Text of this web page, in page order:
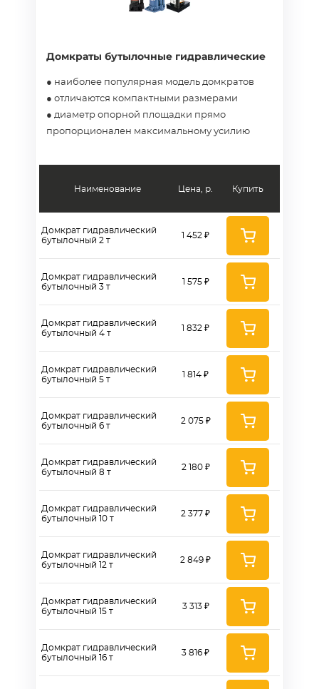
Домкраты бутылочные гидравлические
● наиболее популярная модель домкратов
● отличаются компактными размерами
● диаметр опорной площадки прямо
пропорционален максимальному усилию
Наименование
Домкрат гидравлический
бутылочный 2 т
Домкрат гидравлический
бутылочный 3 т
Домкрат гидравлический
бутылочный 4 т
Домкрат гидравлический
бутылочный 5 т
Домкрат гидравлический
бутылочный 6 т
Домкрат гидравлический
бутылочный 8 т
Домкрат гидравлический
бутылочный 10 т
Домкрат гидравлический
бутылочный 12 т
Домкрат гидравлический
бутылочный 15 т
Домкрат гидравлический
бутылочный 16 т
Цена, р.
1 452 ₽
1 575 ₽
1 832 ₽
1 814 ₽
2 075 ₽
2 180 ₽
2 377 ₽
2 849 ₽
3 313 ₽
3 816 ₽
Купить